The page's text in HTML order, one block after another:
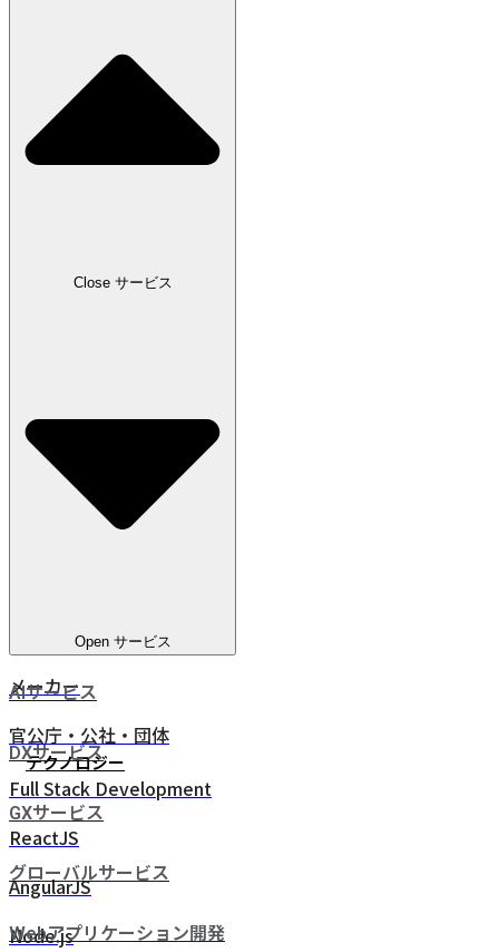
DevOps
IoT
広告・メディア
ヘルスケア
電気・ガス・水道
金融サービス
鉄道・物流
メーカー
官公庁・公社・団体
テクノロジー
Full Stack Development
ReactJS
AngularJS
Node.js
Close サービス
Open サービス
AIサービス
DXサービス
GXサービス
グローバルサービス
Webアプリケーション開発